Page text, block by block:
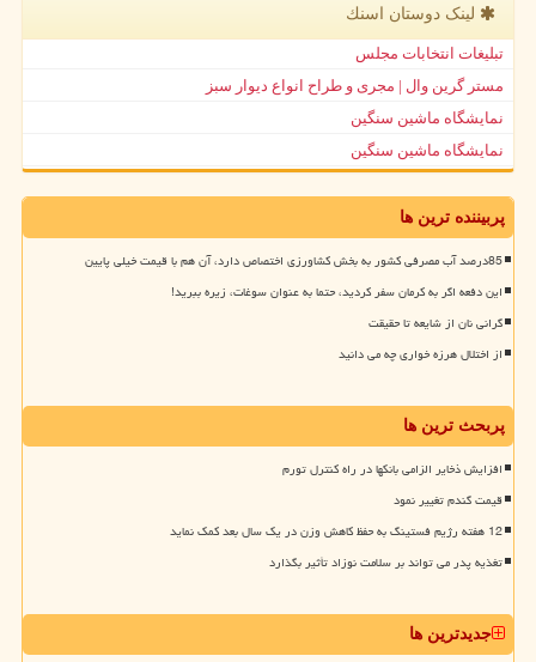
لینک دوستان اسنك
تبلیغات انتخابات مجلس
مستر گرین وال | مجری و طراح انواع دیوار سبز
نمایشگاه ماشین سنگین
نمایشگاه ماشین سنگین
پربیننده ترین ها
85درصد آب مصرفی کشور به بخش کشاورزی اختصاص دارد، آن هم با قیمت خیلی پایین
این دفعه اگر به کرمان سفر کردید، حتما به عنوان سوغات، زیره ببرید!
گرانی نان از شایعه تا حقیقت
از اختلال هرزه خواری چه می دانید
پربحث ترین ها
افزایش ذخایر الزامی بانکها در راه کنترل تورم
قیمت گندم تغییر نمود
12 هفته رژیم فستینگ به حفظ کاهش وزن در یک سال بعد کمک نماید
تغذیه پدر می تواند بر سلامت نوزاد تأثیر بگذارد
جدیدترین ها